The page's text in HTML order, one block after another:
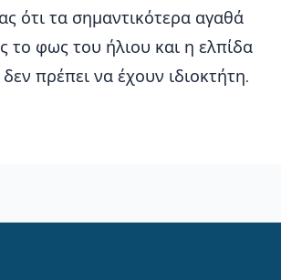
ότι τα σημαντικότερα αγαθά
το φως του ήλιου και η ελπίδα
πρέπει να έχουν ιδιοκτήτη.